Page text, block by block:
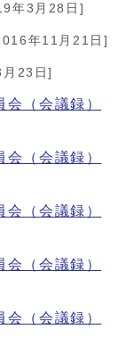
年3月28日]
年11月21日]
23日]
（会議録）
（会議録）
（会議録）
（会議録）
（会議録）